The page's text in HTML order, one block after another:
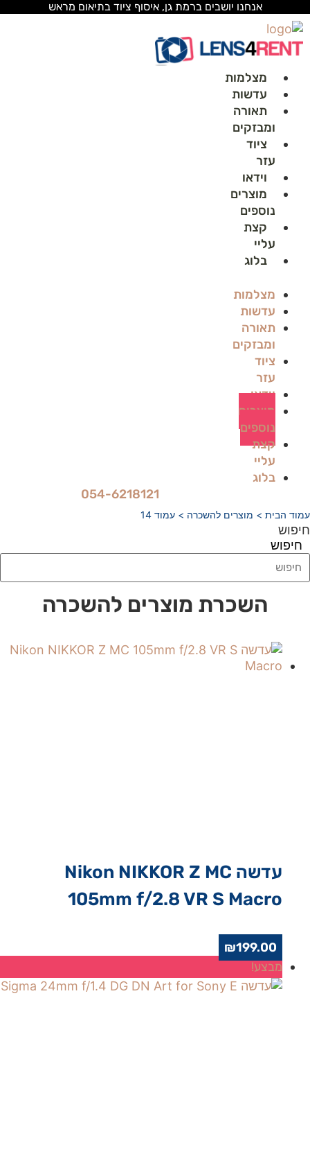
לתוכן
אנחנו יושבים ברמת גן, איסוף ציוד בתיאום מראש
מצלמות
עדשות
תאורה
ומבזקים
ציוד
עזר
וידאו
מוצרים
נוספים
קצת
עליי
בלוג
מצלמות
עדשות
תאורה
ומבזקים
ציוד
עזר
וידאו
מוצרים
נוספים
קצת
עליי
בלוג
054-6218121
עמוד הבית > מוצרים להשכרה > עמוד 14
חיפוש
חיפוש
השכרת מוצרים להשכרה
עדשה Nikon NIKKOR Z MC
105mm f/2.8 VR S Macro
₪199.00
מבצע!